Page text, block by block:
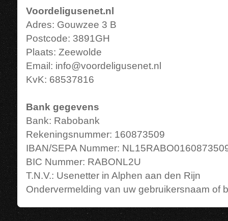
Voordeligusenet.nl
Adres: Gouwzee 3 B
Postcode: 3891GH
Plaats: Zeewolde
Email: info@voordeligusenet.nl
KvK: 68537816
Bank gegevens
Bank: Rabobank
Rekeningsnummer: 160873509
IBAN/SEPA Nummer:
BIC Nummer: RABONL2U
T.N.V.: Usenetter in Alphen aan den Rijn
Ondervermelding van uw gebruikersnaam of